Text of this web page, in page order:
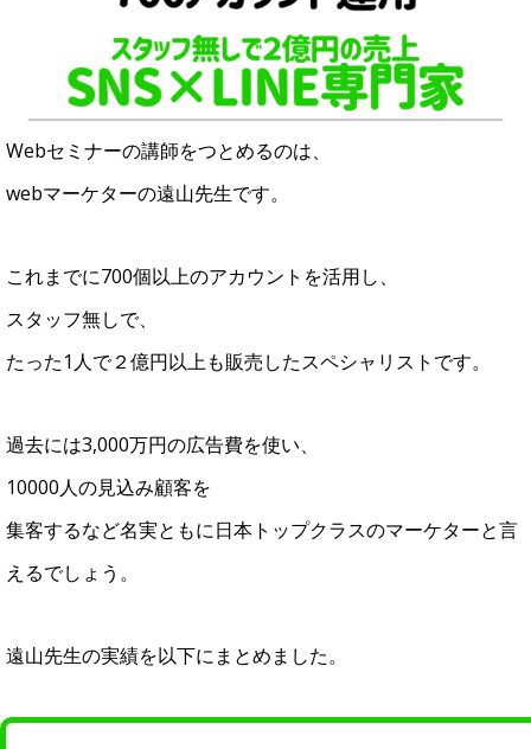
Webセミナーの講師をつとめるのは、
webマーケターの遠山先生です。
これまでに700個以上のアカウントを活用し、
スタッフ無しで、
たった1人で２億円以上も販売したスペシャリストです。
過去には3,000万円の広告費を使い、
10000人の見込み顧客を
集客するなど名実ともに日本トップクラスのマーケターと言
えるでしょう。
遠山先生の実績を以下にまとめました。